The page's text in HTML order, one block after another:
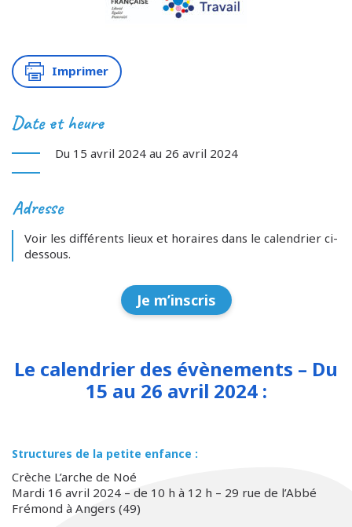
Imprimer
Date et heure
Du 15 avril 2024 au 26 avril 2024
Adresse
Voir les différents lieux et horaires dans le calendrier ci-
dessous.
Je m’inscris
Le calendrier des évènements – Du
15 au 26 avril 2024 :
Structures de la petite enfance :
Crèche L’arche de Noé
Mardi 16 avril 2024 – de 10 h à 12 h – 29 rue de l’Abbé
Frémond à Angers (49)